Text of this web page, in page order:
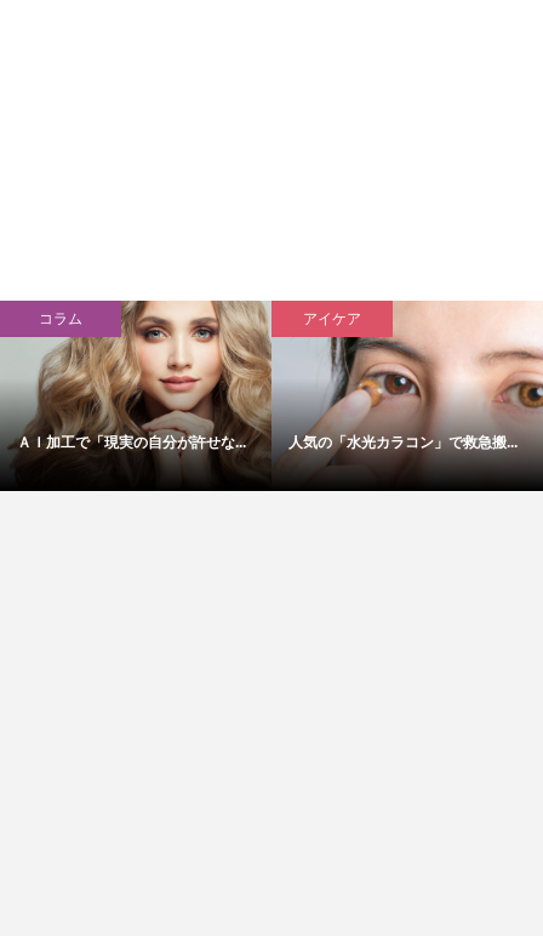
コラム
ＡＩ加工で「現実の自分が許せな...
アイケア
人気の「水光カラコン」で救急搬...